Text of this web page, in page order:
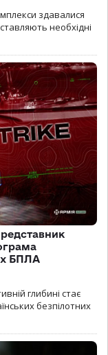
здавалися
необхідні
БПЛА
глибині стає
безпілотних